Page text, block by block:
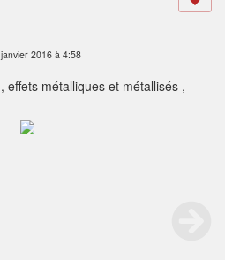
2016 à 4:58
effets métalliques et métallisés ,